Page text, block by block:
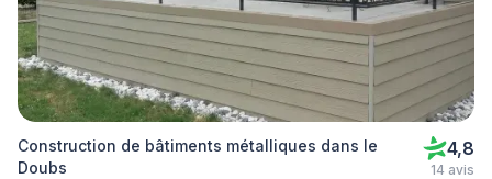
Construction de bâtiments métalliques dans le
Doubs
4,8
14 avis